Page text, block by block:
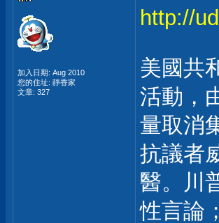
加入日期: Aug 2010
您的住址: 靜香家
文章: 327
http://
美國共
活動，
量取消
抗議者
醫。川
性言論